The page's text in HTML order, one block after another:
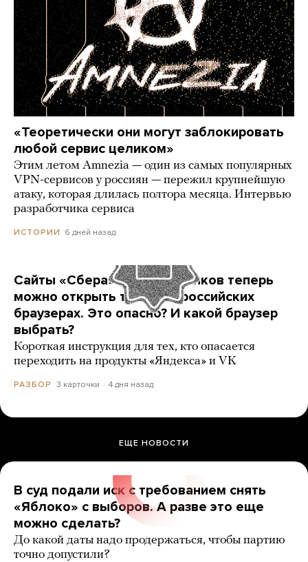
«Теоретически они могут заблокировать
любой сервис целиком»
Этим летом Amnezia — один из самых популярных
VPN-сервисов у россиян — пережил крупнейшую
атаку, которая длилась полтора месяца. Интервью
разработчика сервиса
ИСТОРИИ 6 дней назад
Сайты «Сбера» и других банков теперь
можно открыть только в российских
браузерах. Это опасно? И какой браузер
выбрать?
Короткая инструкция для тех, кто опасается
переходить на продукты «Яндекса» и VK
РАЗБОР 3 карточки 4 дня назад
ЕЩЕ НОВОСТИ
В суд подали иск с требованием снять
«Яблоко» с выборов. А разве это еще
можно сделать?
До какой даты надо продержаться, чтобы партию
точно допустили?